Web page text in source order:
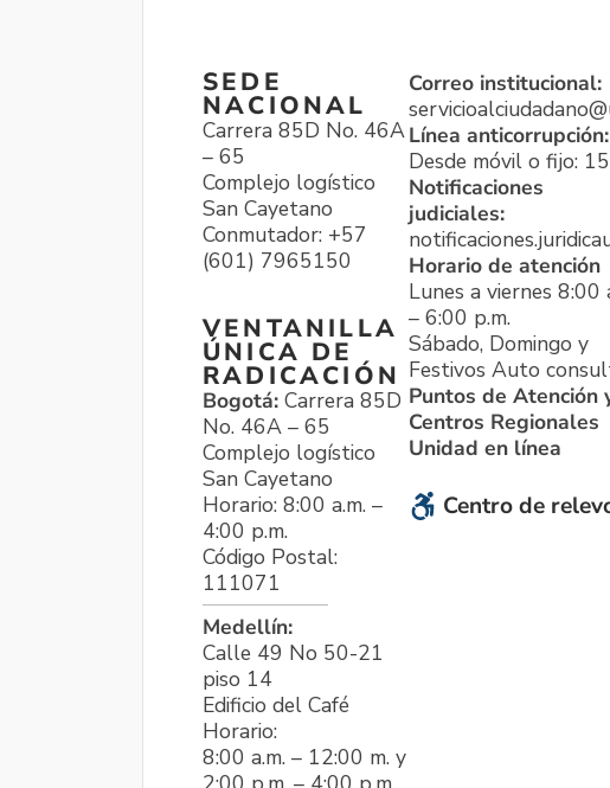
SEDE
NACIONAL
Carrera 85D No. 46A
– 65
Complejo logístico
San Cayetano
Conmutador: +57
(601) 7965150
VENTANILLA
ÚNICA DE
RADICACIÓN
Bogotá: Carrera 85D
No. 46A – 65
Complejo logístico
San Cayetano
Horario: 8:00 a.m. –
4:00 p.m.
Código Postal:
111071
Medellín:
Calle 49 No 50-21
piso 14
Edificio del Café
Horario:
8:00 a.m. – 12:00 m. y
Correo institucional:
Línea anticorrupción:
Desde móvil o fijo:
Notificaciones
judiciales:
Horario de atención
Lunes a viernes 8:00
– 6:00 p.m.
Sábado, Domingo y
Festivos Auto
Puntos de Atención
Centros Regionales
Unidad en línea
Centro de